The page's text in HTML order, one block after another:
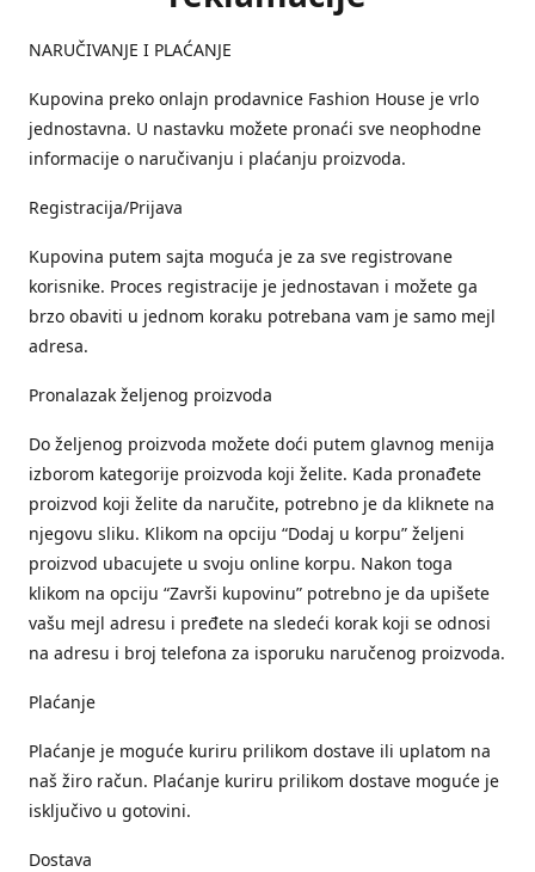
NARUČIVANJE I PLAĆANJE
Kupovina preko onlajn prodavnice Fashion House je vrlo
jednostavna. U nastavku možete pronaći sve neophodne
informacije o naručivanju i plaćanju proizvoda.
Registracija/Prijava
Kupovina putem sajta moguća je za sve registrovane
korisnike. Proces registracije je jednostavan i možete ga
brzo obaviti u jednom koraku potrebana vam je samo mejl
adresa.
Pronalazak željenog proizvoda
Do željenog proizvoda možete doći putem glavnog menija
izborom kategorije proizvoda koji želite. Kada pronađete
proizvod koji želite da naručite, potrebno je da kliknete na
njegovu sliku. Klikom na opciju “Dodaj u korpu” željeni
proizvod ubacujete u svoju online korpu. Nakon toga
klikom na opciju “Završi kupovinu” potrebno je da upišete
vašu mejl adresu i pređete na sledeći korak koji se odnosi
na adresu i broj telefona za isporuku naručenog proizvoda.
Plaćanje
Plaćanje je moguće kuriru prilikom dostave ili uplatom na
naš žiro račun. Plaćanje kuriru prilikom dostave moguće je
isključivo u gotovini.
Dostava